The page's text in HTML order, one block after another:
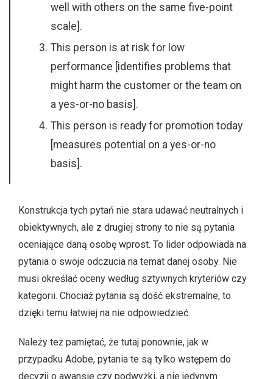
well with others on the same five-point
scale].
This person is at risk for low
performance [identifies problems that
might harm the customer or the team on
a yes-or-no basis].
This person is ready for promotion today
[measures potential on a yes-or-no
basis].
Konstrukcja tych pytań nie stara udawać neutralnych i
obiektywnych, ale z drugiej strony to nie są pytania
oceniające daną osobę wprost. To lider odpowiada na
pytania o swoje odczucia na temat danej osoby. Nie
musi określać oceny według sztywnych kryteriów czy
kategorii. Chociaż pytania są dość ekstremalne, to
dzięki temu łatwiej na nie odpowiedzieć.
Należy też pamiętać, że tutaj ponownie, jak w
przypadku Adobe, pytania te są tylko wstępem do
decyzji o awansie czy podwyżki, a nie jedynym